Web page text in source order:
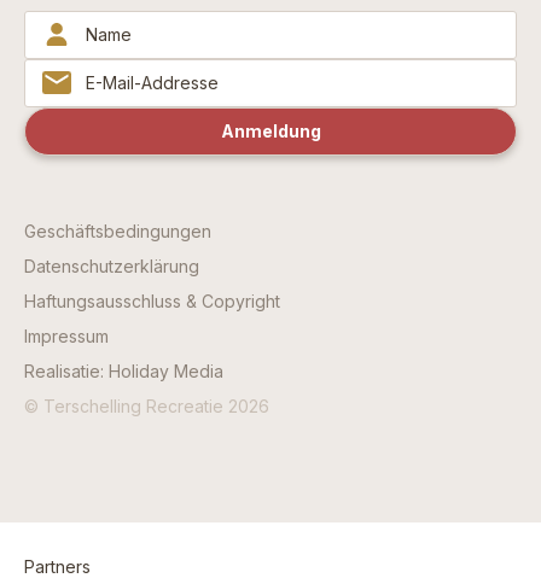
Geschäftsbedingungen
Datenschutzerklärung
Haftungsausschluss & Copyright
Impressum
Realisatie: Holiday Media
© Terschelling Recreatie 2026
Partners